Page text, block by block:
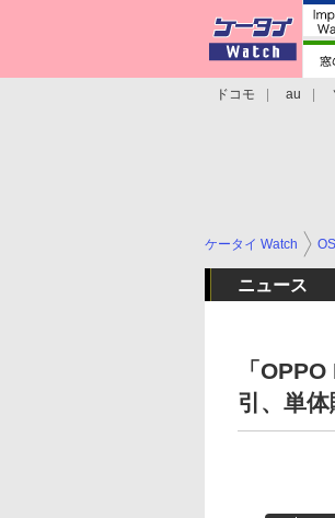
ドコモ au
ケータイ Watch OS
ニュース
「
引、単